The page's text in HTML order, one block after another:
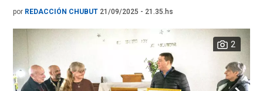
por REDACCIÓN CHUBUT 21/09/2025 - 21.35.hs
2